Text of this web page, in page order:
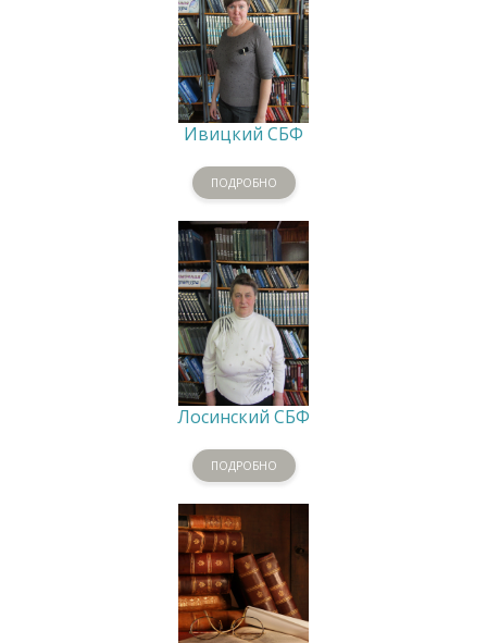
Ивицкий СБФ
ПОДРОБНО
Лосинский СБФ
ПОДРОБНО